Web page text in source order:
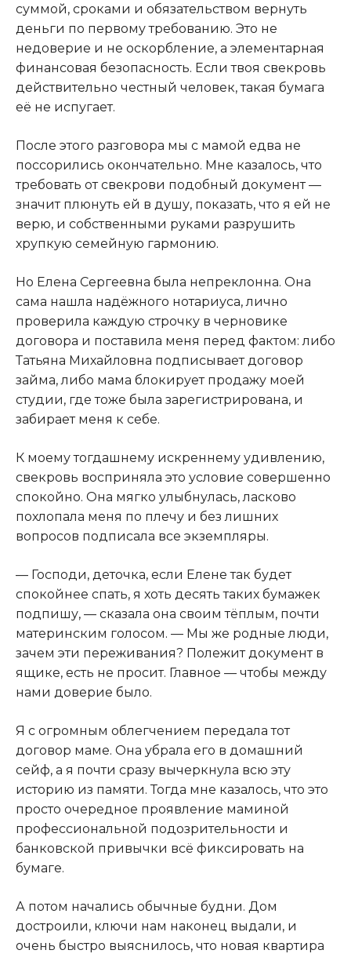
суммой, сроками и обязательством вернуть
деньги по первому требованию. Это не
недоверие и не оскорбление, а элементарная
финансовая безопасность. Если твоя свекровь
действительно честный человек, такая бумага
её не испугает.
После этого разговора мы с мамой едва не
поссорились окончательно. Мне казалось, что
требовать от свекрови подобный документ —
значит плюнуть ей в душу, показать, что я ей не
верю, и собственными руками разрушить
хрупкую семейную гармонию.
Но Елена Сергеевна была непреклонна. Она
сама нашла надёжного нотариуса, лично
проверила каждую строчку в черновике
договора и поставила меня перед фактом: либо
Татьяна Михайловна подписывает договор
займа, либо мама блокирует продажу моей
студии, где тоже была зарегистрирована, и
забирает меня к себе.
К моему тогдашнему искреннему удивлению,
свекровь восприняла это условие совершенно
спокойно. Она мягко улыбнулась, ласково
похлопала меня по плечу и без лишних
вопросов подписала все экземпляры.
— Господи, деточка, если Елене так будет
спокойнее спать, я хоть десять таких бумажек
подпишу, — сказала она своим тёплым, почти
материнским голосом. — Мы же родные люди,
зачем эти переживания? Полежит документ в
ящике, есть не просит. Главное — чтобы между
нами доверие было.
Я с огромным облегчением передала тот
договор маме. Она убрала его в домашний
сейф, а я почти сразу вычеркнула всю эту
историю из памяти. Тогда мне казалось, что это
просто очередное проявление маминой
профессиональной подозрительности и
банковской привычки всё фиксировать на
бумаге.
А потом начались обычные будни. Дом
достроили, ключи нам наконец выдали, и
очень быстро выяснилось, что новая квартира